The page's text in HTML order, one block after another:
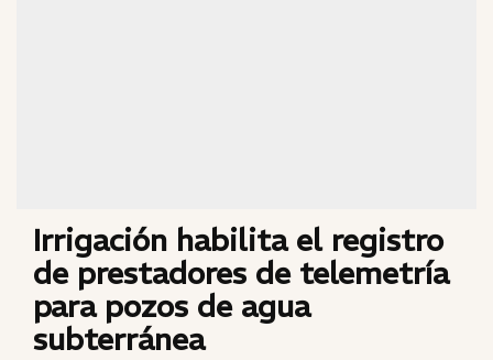
Irrigación habilita el registro
de prestadores de telemetría
para pozos de agua
subterránea